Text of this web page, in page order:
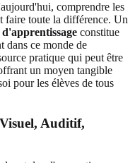
comprendre les
faire toute la différence. Un
constitue
dans ce monde de
pratique qui peut être
un moyen tangible
pour les élèves de tous
Auditif,